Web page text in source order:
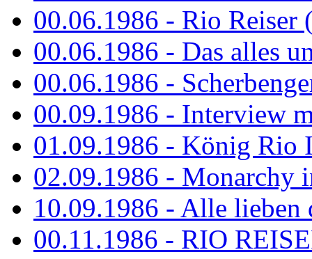
00.06.1986 - Rio Reiser
00.06.1986 - Das alles
00.06.1986 -
00.09.1986 - Interview
01.09.1986 - König Rio
02.09.1986 - Monarchy
10.09.1986 - Alle lieben
00.11.1986 - RIO